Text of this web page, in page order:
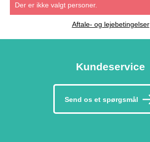
Der er ikke valgt personer.
Aftale- og lejebetingelser
Kundeservice
Send os et spørgsmål